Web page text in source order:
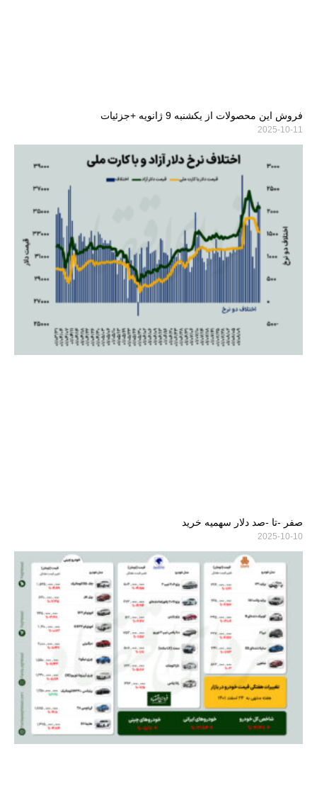
فروش این محصولات از یکشنبه 9 ژانویه +جزئیات
2025-10-11
صفر -تا -صد دلار سهمیه خرید
2025-10-10